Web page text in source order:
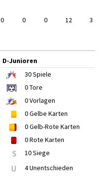
0 0 0 12 3
D-Junioren
30Spiele
0Tore
0Vorlagen
0Gelbe Karten
0Gelb-Rote Karten
0Rote Karten
S 10 Siege
U 4 Unentschieden